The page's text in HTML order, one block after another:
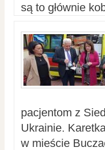
są to głównie
pacjentom z
Ukrainie.
w mieście